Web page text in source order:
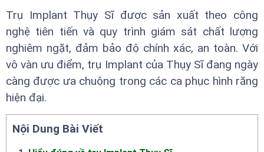
Trụ Implant Thụy Sĩ được sản xuất theo công
nghệ tiên tiến và quy trình giám sát chất lượng
nghiêm ngặt, đảm bảo độ chính xác, an toàn. Với
vô vàn ưu điểm, trụ Implant của Thụy Sĩ đang ngày
càng được ưa chuộng trong các ca phục hình răng
hiện đại.
Nội Dung Bài Viết